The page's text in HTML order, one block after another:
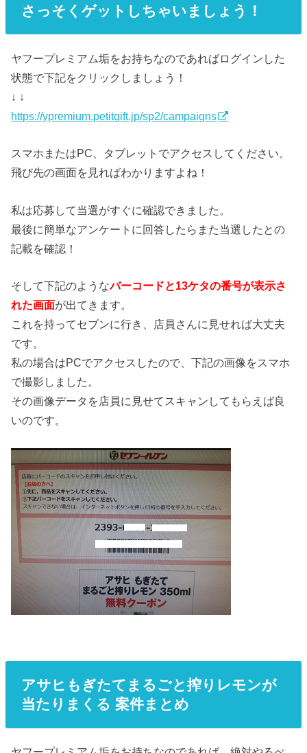
さっそくゲットしちゃいましょう！
ヤフープレミアム垢をお持ちなのであればログインした
状態で下記をクリックしましょう！
↓ ↓
https://ypremium.petitgift.jp/sp2/campaigns
スマホまたはPC、タブレットでアクセスしてください。
飛び先の画面を見ればわかりますよね！
私は応募して当選がすぐに確認できました。
最後に簡単なアンケートに回答したらまた当選したとの
記載を確認！
そして下記のようなバーコードと13ケタの番号が表示さ
れた画面が出てきます。
これを持ってセブンに行き、店員さんに見せれば大丈夫
です。
私の場合はPCでアクセスしたので、下記の画像をスマホ
で撮影しました。
その画像データを店員に見せてスキャンしてもらえば良
いのです。
アサヒもぎたてまるごと搾りレモンが
当たりまくる 案件まとめ